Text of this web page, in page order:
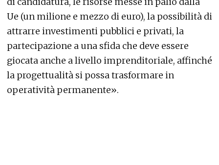
Ue (un milione e mezzo di euro), la possibilità di
attrarre investimenti pubblici e privati, la
partecipazione a una sfida che deve essere
giocata anche a livello imprenditoriale, affinché
la progettualità si possa trasformare in
operatività permanente».